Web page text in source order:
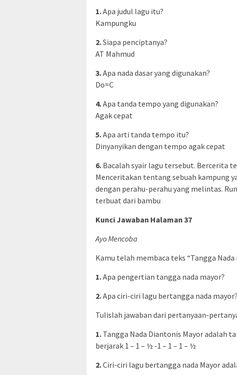
1.Apa judul lagu itu?
Kampungku
2.Siapa penciptanya?
AT Mahmud
3.Apa nada dasar yang digunakan?
Do=C
4.Apa tanda tempo yang digunakan?
Agak cepat
5.Apa arti tanda tempo itu?
Dinyanyikan dengan tempo agak cepat
6. Bacalah syair lagu tersebut. Bercerita
Menceritakan tentang sebuah kampung
dengan perahu-perahu yang melintas.
terbuat dari bambu
Kunci Jawaban Halaman 37
Ayo Mencoba
Kamu telah membaca teks “Tangga Nada
1.Apa pengertian tangga nada mayor?
2.Apa ciri-ciri lagu bertangga nada mayor?
Tulislah jawaban dari pertanyaan-
1. Tangga Nada Diantonis Mayor adalah
berjarak 1 – 1 – ½ -1 – 1 – 1 – ½
2.Ciri-ciri lagu bertangga nada Mayor